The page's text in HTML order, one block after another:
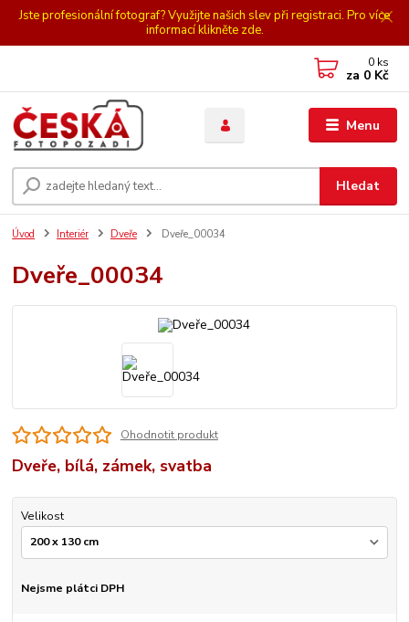
Jste profesionální fotograf? Využijte našich slev při registraci. Pro více
informací klikněte zde.
Menu
Hledat
0 ks
za 0 Kč
Úvod Interiér Dveře Dveře_00034
Dveře_00034
Ohodnotit produkt
Dveře, bílá, zámek, svatba
Velikost
Nejsme plátci DPH